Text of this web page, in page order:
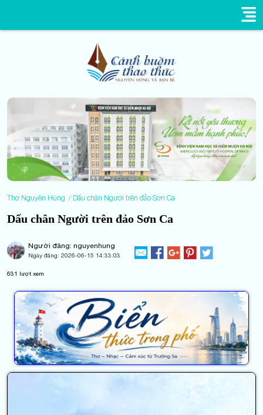
Thơ Nguyên Hùng Dấu chân Người trên đảo Sơn Ca
Dấu chân Người trên đảo Sơn Ca
Người đăng: nguyenhung
Ngày đăng: 2026-06-15 14:33:03
631 lượt xem